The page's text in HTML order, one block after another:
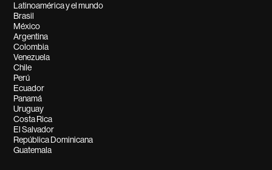
Latinoamérica y el mundo
Brasil
México
Argentina
Colombia
Venezuela
Chile
Perú
Ecuador
Panamá
Uruguay
Costa Rica
El Salvador
República Dominicana
Guatemala